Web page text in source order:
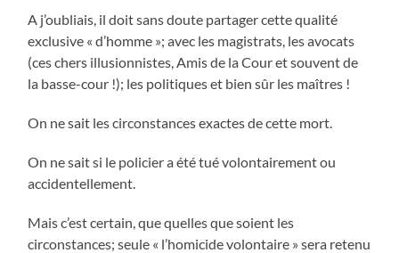
A j’oubliais, il doit sans doute partager cette qualité
exclusive « d’homme »; avec les magistrats, les avocats
(ces chers illusionnistes, Amis de la Cour et souvent de
la basse-cour !); les politiques et bien sûr les maîtres !
On ne sait les circonstances exactes de cette mort.
On ne sait si le policier a été tué volontairement ou
accidentellement.
Mais c’est certain, que quelles que soient les
circonstances; seule « l’homicide volontaire » sera retenu